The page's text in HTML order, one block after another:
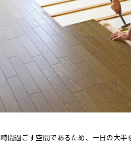
間過ごす空間であるため、一日の大